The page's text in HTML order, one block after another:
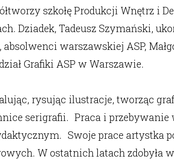
szkołę Produkcji Wnętrz i
Dziadek, Tadeusz Szymański,
absolwenci warszawskiej ASP,
Grafiki ASP w Warszawie.
rysując ilustracje, tworząc
serigrafii. Praca i
Swoje prace artystka
W ostatnich latach zdobyła